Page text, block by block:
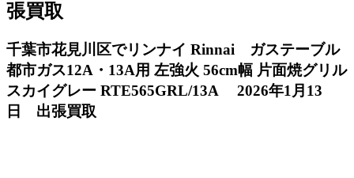
張買取
千葉市花見川区でリンナイ Rinnai ガステーブル
都市ガス12A・13A用 左強火 56cm幅 片面焼グリル
スカイグレー RTE565GRL/13A 2026年1月13
日 出張買取